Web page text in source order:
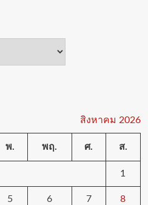
สิงหาคม 2026
พ. พฤ. ศ. ส.
1
5 6 7 8